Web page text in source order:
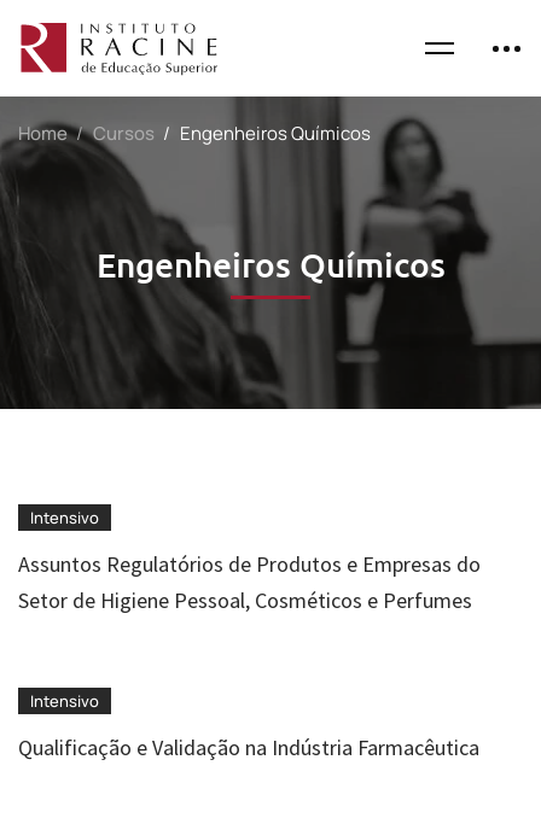
Home Cursos Engenheiros Químicos
Engenheiros Químicos
Intensivo
Assuntos Regulatórios de Produtos e Empresas do
Setor de Higiene Pessoal, Cosméticos e Perfumes
Intensivo
Qualificação e Validação na Indústria Farmacêutica